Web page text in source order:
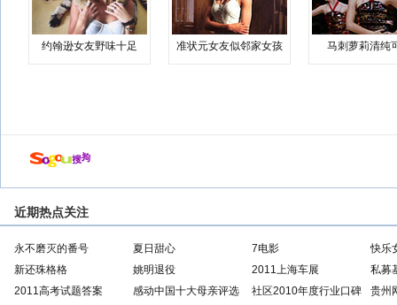
约翰逊女友野味十足 准状元女友似邻家女孩 马刺萝莉清纯
近期热点关注
永不磨灭的番号 夏日甜心 7电影
快乐
新还珠格格
姚明退役 2011上海车展
私募
2011高考试题答案
感动中国十大母亲评选
社区2010年度行业口碑
贵州